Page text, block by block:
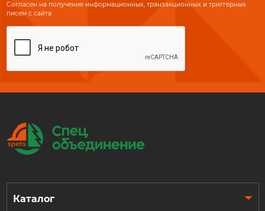
Согласен на получение информационных, транзакционных и триггерных
писем с сайта
Каталог